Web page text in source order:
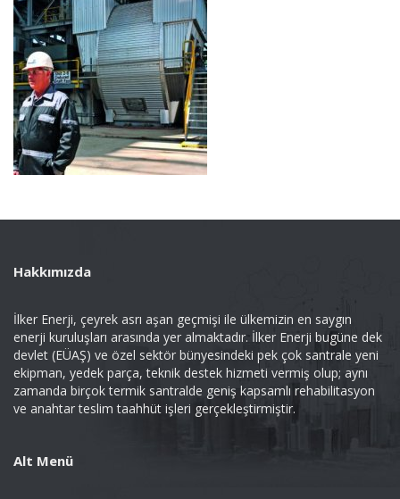
Hakkımızda
İlker Enerji, çeyrek asrı aşan geçmişi ile ülkemizin en saygın
enerji kuruluşları arasında yer almaktadır. İlker Enerji bugüne dek
devlet (EÜAŞ) ve özel sektör bünyesindeki pek çok santrale yeni
ekipman, yedek parça, teknik destek hizmeti vermiş olup; aynı
zamanda birçok termik santralde geniş kapsamlı rehabilitasyon
ve anahtar teslim taahhüt işleri gerçekleştirmiştir.
Alt Menü